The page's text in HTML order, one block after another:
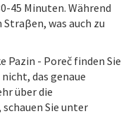
45 Minuten. Während
was auch zu
Pazin - Poreč finden Sie
das genaue
über die
Sie unter